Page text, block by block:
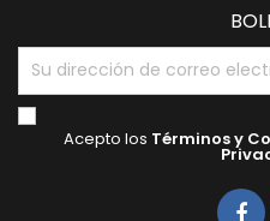
Acepto los Términos y